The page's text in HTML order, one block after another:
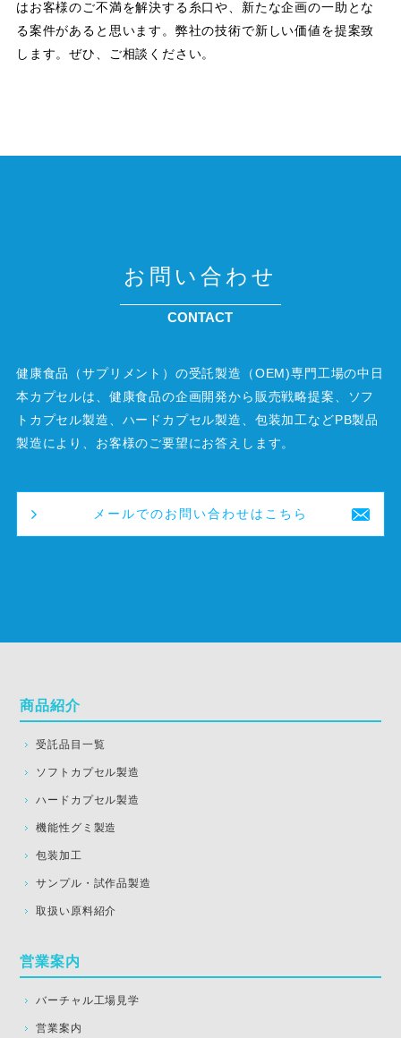
はお客様のご不満を解決する糸口や、新たな企画の一助とな
る案件があると思います。弊社の技術で新しい価値を提案致
します。ぜひ、ご相談ください。
お問い合わせ
CONTACT
健康食品（サプリメント）の受託製造（OEM)専門工場の中日
本カプセルは、健康食品の企画開発から販売戦略提案、ソフ
トカプセル製造、ハードカプセル製造、包装加工などPB製品
製造により、お客様のご要望にお答えします。
メールでのお問い合わせはこちら
商品紹介
受託品目一覧
ソフトカプセル製造
ハードカプセル製造
機能性グミ製造
包装加工
サンプル・試作品製造
取扱い原料紹介
営業案内
バーチャル工場見学
営業案内